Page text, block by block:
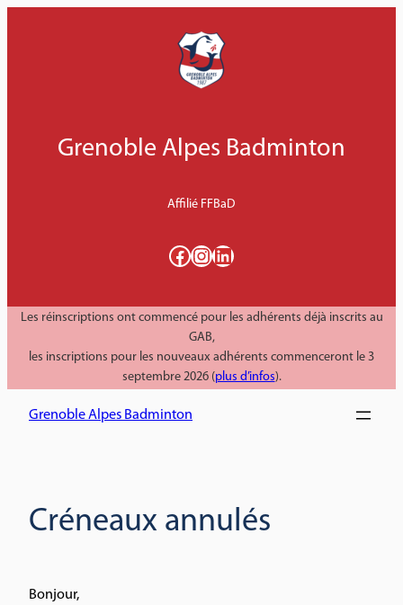
Grenoble Alpes Badminton
Affilié FFBaD
Facebook InstagramLinkedIn
Les réinscriptions ont commencé pour les adhérents déjà inscrits au
GAB,
les inscriptions pour les nouveaux adhérents commenceront le 3
septembre 2026 (plus d’infos).
Grenoble Alpes Badminton
Créneaux annulés
Bonjour,